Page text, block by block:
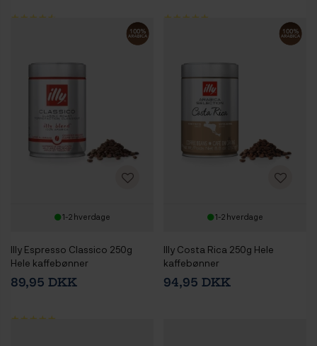
1-2 hverdage
Illy Espresso Classico 250g
Hele kaffebønner
89,95 DKK
1-2 hverdage
Illy Costa Rica 250g Hele
kaffebønner
94,95 DKK